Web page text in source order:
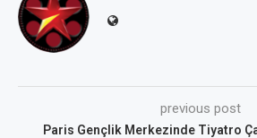
previous post
Paris Gençlik Merkezinde Tiyatro